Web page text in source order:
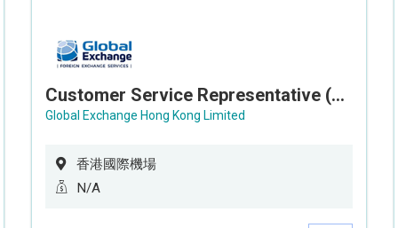
Customer Service Representative (Airport)
Global Exchange Hong Kong Limited
香港國際機場
N/A